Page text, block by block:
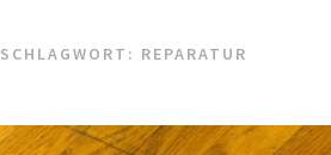
SCHLAGWORT: REPARATUR